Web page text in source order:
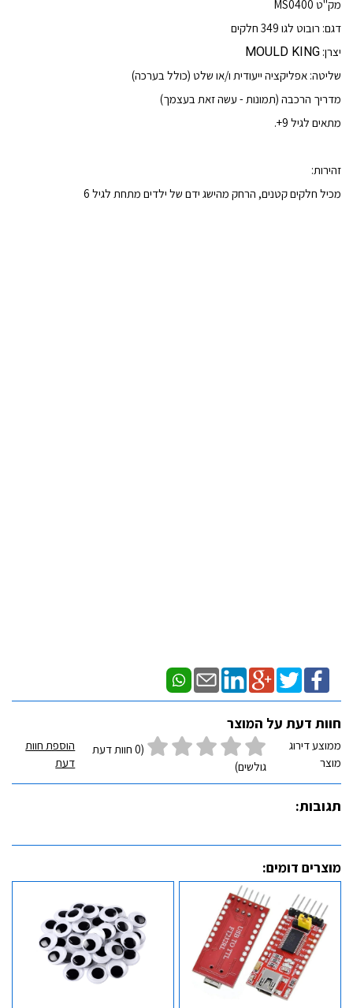
מק"ט MS0400
דגם: רובוט לגו 349 חלקים
יצרן: MOULD KING
שליטה: אפליקציה ייעודית ו/או שלט (כולל בערכה)
מדריך הרכבה (תמונות - עשה זאת בעצמך)
מתאים לגיל 9+.
זהירות:
מכיל חלקים קטנים, הרחק מהישג ידם של ילדים מתחת לגיל 6
חוות דעת על המוצר
ממוצע דירוג
מוצר
(0 חוות דעת
גולשים)
הוספת חוות
דעת
תגובות:
מוצרים דומים: